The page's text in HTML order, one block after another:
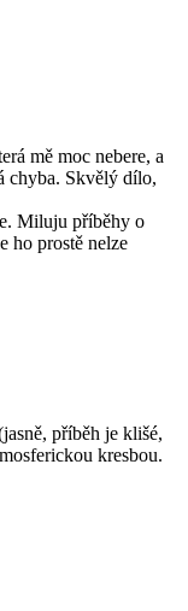
mě moc nebere, a
chyba. Skvělý dílo,
Miluju příběhy o
ho prostě nelze
příběh je klišé,
kresbou.